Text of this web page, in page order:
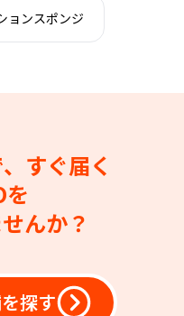
ョンスポンジ
すぐ届く
を
んか？
探す